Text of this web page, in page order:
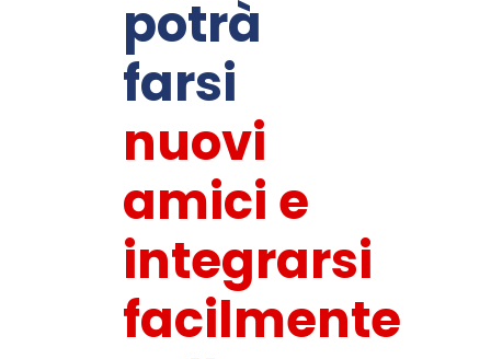
potrà
farsi
nuovi
amici e
integrarsi
facilmente